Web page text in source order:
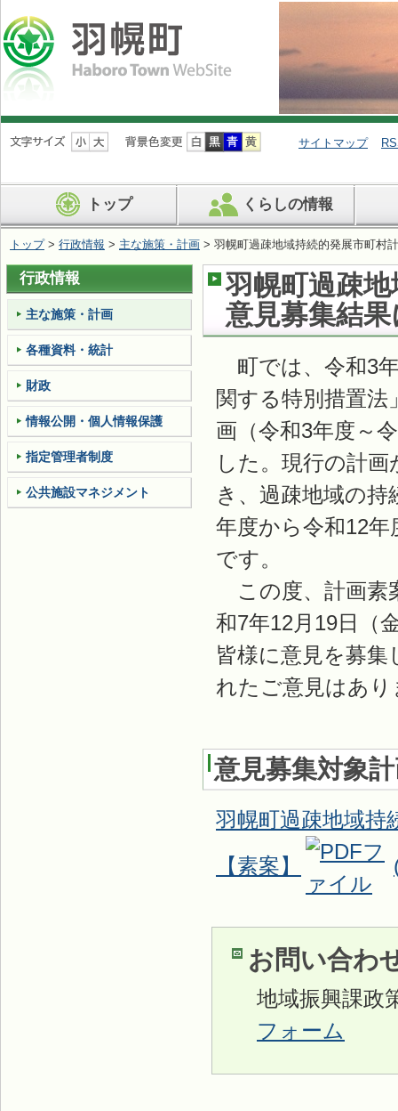
ナ
ビ
ン
を
ば
す
サイトマップ
トップ くらしの情報
トップ> 行政情報 > 主な施策・計画 > 羽幌町過疎地域持続的発展市町村
羽幌町過疎
意見募集結
町では、令和3
関する特別措置法
画（令和3年度～
した。現行の計
き、過疎地域の
年度から令和12
です。
この度、計画素
和7年12月19日（
皆様に意見を募
れたご意見はあ
意見募集対象
羽幌町過疎地域持
【素案】
お問い合わ
地域振興課政
フォーム
行政情報
主な施策・計画
各種資料・統計
財政
情報公開・個人情報保護
指定管理者制度
公共施設マネジメント